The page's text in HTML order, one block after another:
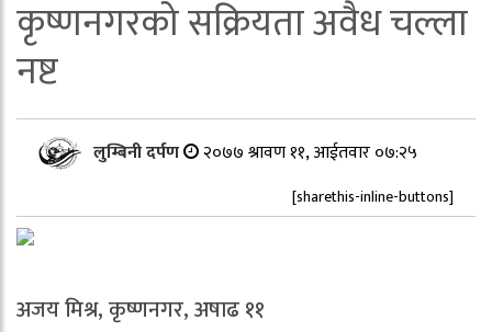
कृष्णनगरको सक्रियता अवैध चल्ला
नष्ट
लुम्बिनी दर्पण २०७७ श्रावण ११, आईतवार ०७:२५
[sharethis-inline-buttons]
अजय मिश्र, कृष्णनगर, अषाढ ११